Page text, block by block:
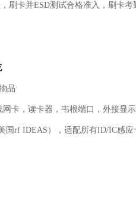
刷卡并ESD测试合格准入，刷卡
品
卡，读卡器，韦根端口，外接显
国rf IDEAS），适配所有ID/IC感